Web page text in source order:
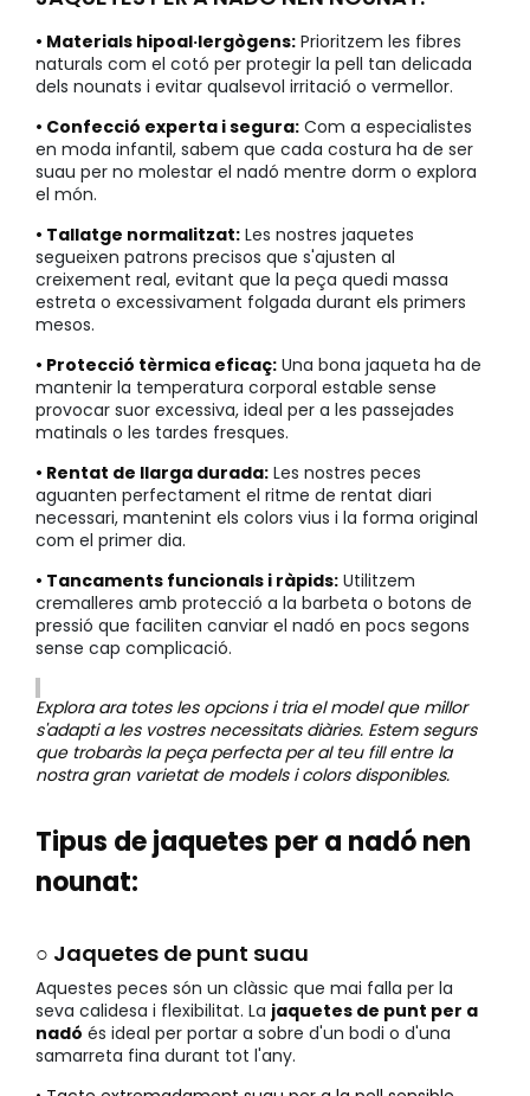
• Materials hipoal·lergògens: Prioritzem les fibres
naturals com el cotó per protegir la pell tan delicada
dels nounats i evitar qualsevol irritació o vermellor.
• Confecció experta i segura: Com a especialistes
en moda infantil, sabem que cada costura ha de ser
suau per no molestar el nadó mentre dorm o explora
el món.
• Tallatge normalitzat: Les nostres jaquetes
segueixen patrons precisos que s'ajusten al
creixement real, evitant que la peça quedi massa
estreta o excessivament folgada durant els primers
mesos.
• Protecció tèrmica eficaç: Una bona jaqueta ha de
mantenir la temperatura corporal estable sense
provocar suor excessiva, ideal per a les passejades
matinals o les tardes fresques.
• Rentat de llarga durada: Les nostres peces
aguanten perfectament el ritme de rentat diari
necessari, mantenint els colors vius i la forma original
com el primer dia.
• Tancaments funcionals i ràpids: Utilitzem
cremalleres amb protecció a la barbeta o botons de
pressió que faciliten canviar el nadó en pocs segons
sense cap complicació.
Explora ara totes les opcions i tria el model que millor
s'adapti a les vostres necessitats diàries. Estem segurs
que trobaràs la peça perfecta per al teu fill entre la
nostra gran varietat de models i colors disponibles.
Tipus de jaquetes per a nadó nen
nounat:
○ Jaquetes de punt suau
Aquestes peces són un clàssic que mai falla per la
seva calidesa i flexibilitat. La jaquetes de punt per a
nadó és ideal per portar a sobre d'un bodi o d'una
samarreta fina durant tot l'any.